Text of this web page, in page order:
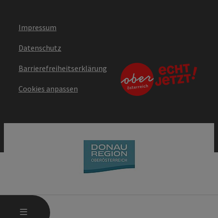
MENÜ
Impressum
Datenschutz
Barrierefreiheitserklärung
Cookies anpassen